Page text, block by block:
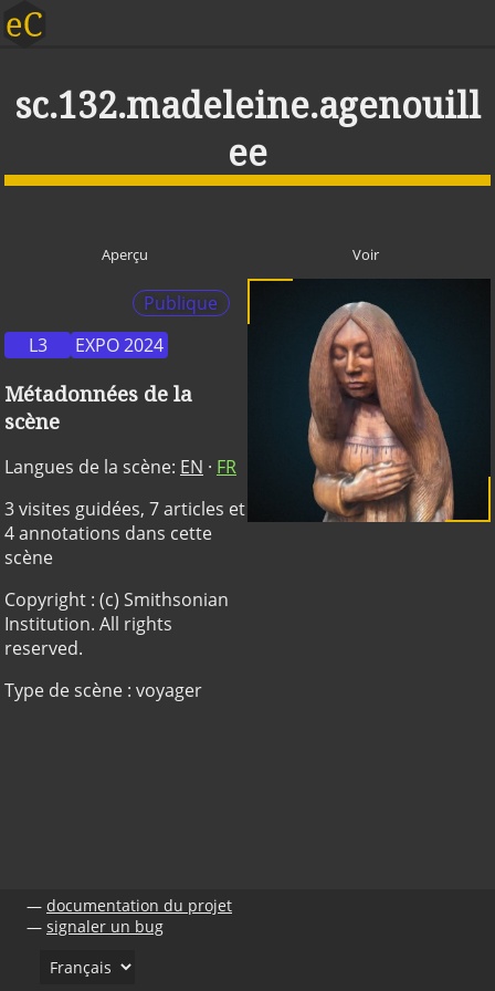
sc.132.madeleine.agenouill
ee
Aperçu Voir
Publique
L3
EXPO 2024
Métadonnées de la
scène
Langues de la scène: EN · FR
3 visites guidées, 7 articles et
4 annotations dans cette
scène
Copyright : (c) Smithsonian
Institution. All rights
reserved.
Type de scène : voyager
documentation du projet
signaler un bug